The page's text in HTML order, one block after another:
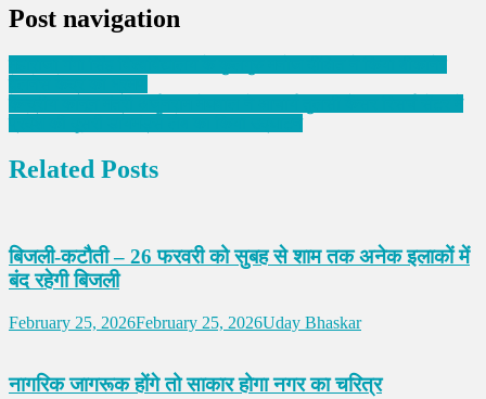
Post navigation
Related Posts
बिजली-कटौती – 26 फरवरी को सुबह से शाम तक अनेक इलाकों में
बंद रहेगी बिजली
February 25, 2026February 25, 2026Uday Bhaskar
नागरिक जागरूक होंगे तो साकार होगा नगर का चरित्र